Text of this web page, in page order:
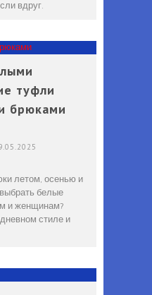
вдруг.
туфли
брюками
летом, осенью и
белые
и женщинам?
стиле и